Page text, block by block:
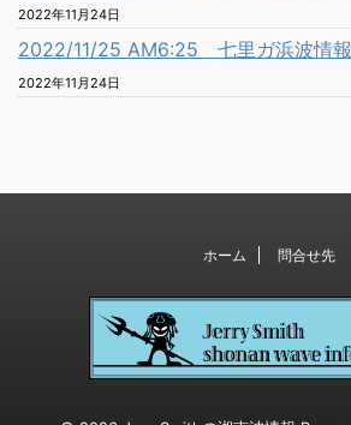
2022年11月24日
2022/11/25 AM6:25 七里ガ浜波情
2022年11月24日
ホーム 問合せ先